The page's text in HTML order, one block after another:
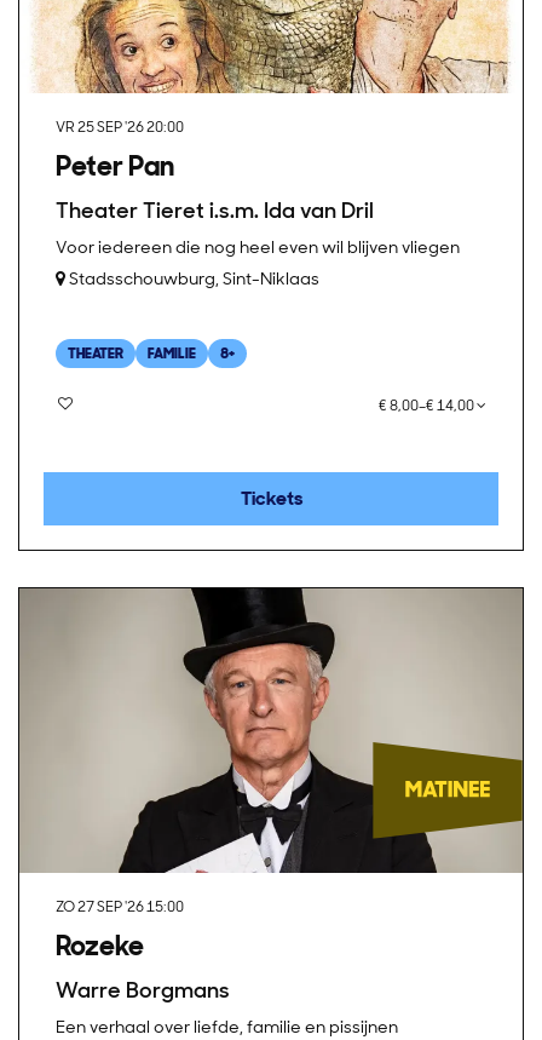
Peter Pan
Theater Tieret i.s.m. Ida van Dril
VR 25 SEP '2620:00
Voor iedereen die nog heel even wil blijven vliegen
Stadsschouwburg, Sint-Niklaas
THEATER FAMILIE 8+
€ 8,00–€ 14,00
Tickets
Rozeke
Warre Borgmans
ZO 27 SEP '2615:00
Een verhaal over liefde, familie en pissijnen